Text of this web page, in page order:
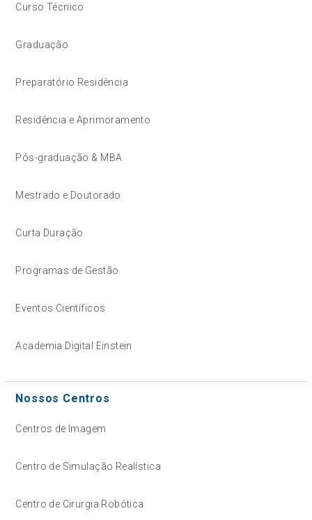
Curso Técnico
Graduação
Preparatório Residência
Residência e Aprimoramento
Pós-graduação & MBA
Mestrado e Doutorado
Curta Duração
Programas de Gestão
Eventos Científicos
Academia Digital Einstein
Nossos Centros
Centros de Imagem
Centro de Simulação Realística
Centro de Cirurgia Robótica